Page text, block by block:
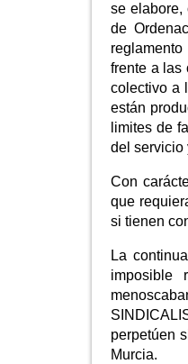
se elabore,
de
frente a las
colectivo a
están
limites de
del servicio
Con
que
si tienen
La
imposible
perpetúen
Murcia.